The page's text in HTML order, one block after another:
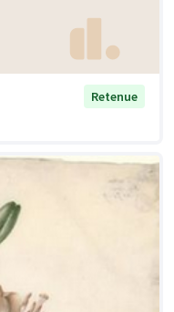
Retenue